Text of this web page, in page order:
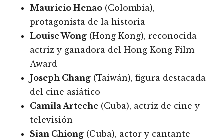
Mauricio Henao (Colombia),
protagonista de la historia
Louise Wong (Hong Kong), reconocida
actriz y ganadora del Hong Kong Film
Award
Joseph Chang (Taiwán), figura destacada
del cine asiático
Camila Arteche (Cuba), actriz de cine y
televisión
Sian Chiong (Cuba), actor y cantante